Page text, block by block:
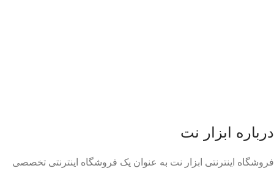
درباره ابزار نت
فروشگاه اینترنتی ابزار نت به عنوان یک فروشگاه اینترنتی تخصصی